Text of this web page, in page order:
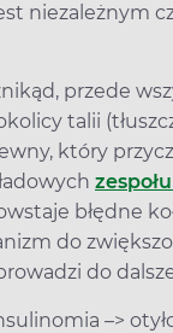
niezależnym
przede
talii
który
błędne
do
do
–>